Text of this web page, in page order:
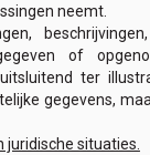
neemt.
of
ter
gegevens,
situaties.